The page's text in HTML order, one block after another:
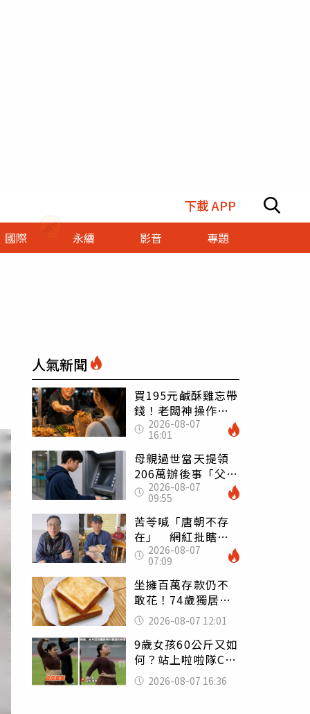
下載 APP
國際 永續 影音 專題
人氣新聞
買195元鹹酥雞忘帶
錢！老闆神操作
「倒找5元」 全網
看哭：這就是台灣
2026-08-07
16:01
母親過世當天提領
206萬辦後事「父子
遭判刑」 律師：
搶錢先下手是罪
2026-08-07
09:55
苦苓喊「唐朝不存
在」 網紅批瞎編
歷史：李白、杜甫
用鮮卑文寫詩？
2026-08-07
07:09
坐擁百萬存款仍不
敢花！74歲獨居翁
「1餐只吃1片吐
司」 半年後暴瘦
嚇壞女兒
2026-08-07 12:01
9歲女孩60公斤又如
何？站上啦啦隊C位
驚艷全場 千萬網
友被圈粉
2026-08-07 16:36